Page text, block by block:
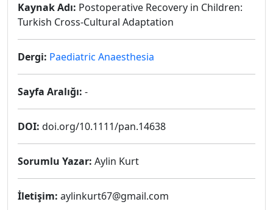
Kaynak Adı: Postoperative Recovery in Children:
Turkish Cross-Cultural Adaptation
Dergi: Paediatric Anaesthesia
Sayfa Aralığı: -
DOI: doi.org/10.1111/pan.14638
Sorumlu Yazar: Aylin Kurt
İletişim: aylinkurt67@gmail.com